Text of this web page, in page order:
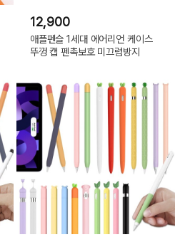
12,900
애플펜슬 1세대 에어리언 케이스
뚜껑 캡 펜촉보호 미끄럼방지